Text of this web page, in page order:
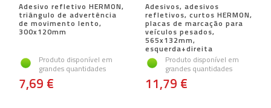
Adesivo refletivo HERMON,
triângulo de advertência
de movimento lento,
300x120mm
Produto disponível em
grandes quantidades
7,69 €
Adesivos, adesivos
refletivos, curtos HERMON,
placas de marcação para
veículos pesados,
565x132mm,
esquerda+direita
Produto disponível em
grandes quantidades
11,79 €